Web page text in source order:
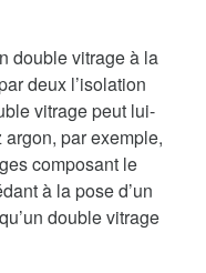
double vitrage à la
deux l’isolation
vitrage peut lui-
argon, par exemple,
composant le
à la pose d’un
double vitrage